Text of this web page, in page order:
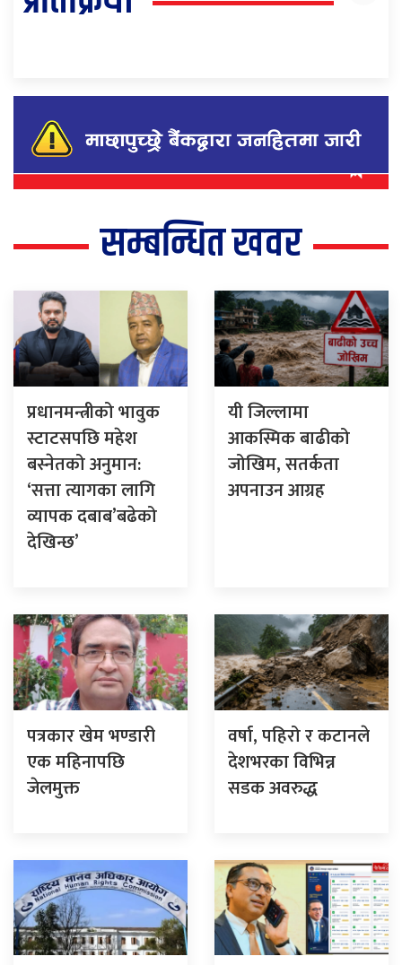
सम्बन्धित खवर
प्रधानमन्त्रीको भावुक
स्टाटसपछि महेश
बस्नेतको अनुमान:
‘सत्ता त्यागका लागि
व्यापक दबाब’बढेको
देखिन्छ’
यी जिल्लामा
आकस्मिक बाढीको
जोखिम, सतर्कता
अपनाउन आग्रह
पत्रकार खेम भण्डारी
एक महिनापछि
जेलमुक्त
वर्षा, पहिरो र कटानले
देशभरका विभिन्न
सडक अवरुद्ध